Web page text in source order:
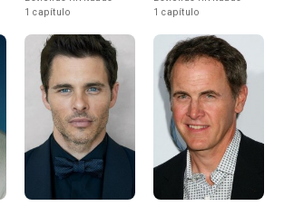
1 capítulo
1 capítulo